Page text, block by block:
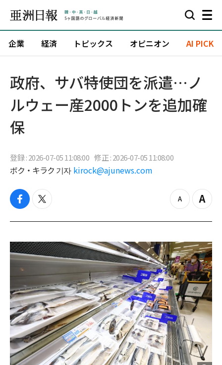
企業 経済 トピックス オピニオン AI PICK
政府、サバ特使団を派遣…ノ
ルウェー産2000トンを追加確
保
登録 : 2026-07-05 11:08:00 修正 : 2026-07-05 11:08:00
ボク・キラク 기자 kirock@ajunews.com
f
c
b
o
o
k
t
i
t
e
r
z
o
o
u
t
Z
o
i
n